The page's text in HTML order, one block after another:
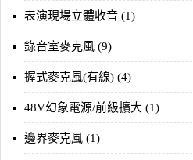
表演現場立體收音 (1)
錄音室麥克風 (9)
握式麥克風(有線) (4)
48V幻象電源/前級擴大 (1)
邊界麥克風 (1)